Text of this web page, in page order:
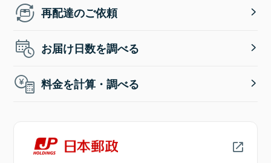
再配達のご依頼
お届け日数を調べる
料金を計算・調べる